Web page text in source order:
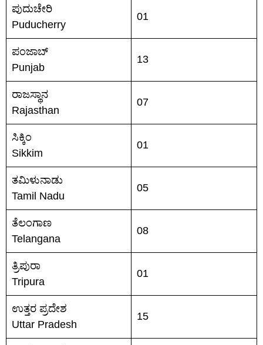
ಪುದುಚೇರಿ
Puducherry
01
ಪಂಜಾಬ್
Punjab
13
ರಾಜಸ್ಥಾನ
Rajasthan
07
ಸಿಕ್ಕಿಂ
Sikkim
01
ತಮಿಳುನಾಡು
Tamil Nadu
05
ತೆಲಂಗಾಣ
Telangana
08
ತ್ರಿಪುರಾ
Tripura
01
ಉತ್ತರ ಪ್ರದೇಶ
Uttar Pradesh
15